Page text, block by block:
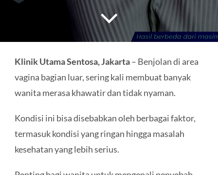
Search
Klinik Utama Sentosa, Jakarta– Benjolan di area
vagina bagian luar, sering kali membuat banyak
wanita merasa khawatir dan tidak nyaman.
Kondisi ini bisa disebabkan oleh berbagai faktor,
termasuk kondisi yang ringan hingga masalah
kesehatan yang lebih serius.